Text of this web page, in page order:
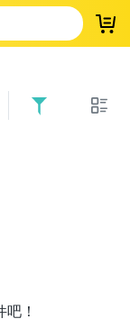
登
！